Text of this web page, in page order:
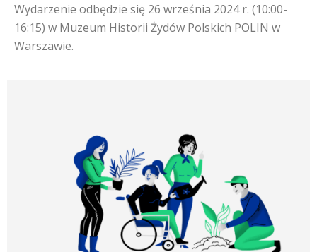
Wydarzenie odbędzie się 26 września 2024 r. (10:00-
16:15) w Muzeum Historii Żydów Polskich POLIN w
Warszawie.